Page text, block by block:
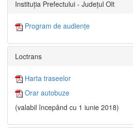
Instituția Prefectului - Județul Olt
Program de audiențe
Loctrans
Harta traseelor
Orar autobuze
(valabil începând cu 1 iunie 2018)